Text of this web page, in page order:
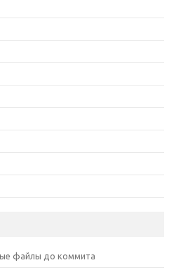
файлы до коммита